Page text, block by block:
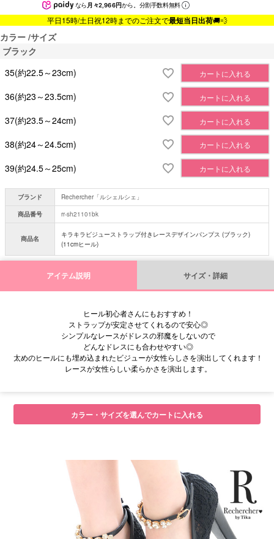
なら月々2,966円から。分割手数料無料
平日15時/土日祝12時までのご注文で最短当日出荷🚚💨
カラー サイズ
ブラック
35(約22.5～23cm)
カートに入れる
36(約23～23.5cm) カートに入れる
37(約23.5～24cm) カートに入れる
38(約24～24.5cm) カートに入れる
39(約24.5～25cm) カートに入れる
ブランド
Rechercher「ルシェルシェ」
商品番号
rr-sh21101bk
商品名
キラキラビジューストラップ付きレースデザインパンプス (ブラック)
(11cmヒール)
アイテム説明 サイズ・詳細
ヒール初心者さんにもおすすめ！
ストラップが安定させてくれるので安心◎
シンプルなレースがドレスの邪魔をしないので
どんなドレスにも合わせやすい◎
太めのヒールにも埋め込まれたビジューが女性らしさを演出してくれます！
レースが女性らしい柔らかさを演出します。
カラー・サイズを選んでカートに入れる